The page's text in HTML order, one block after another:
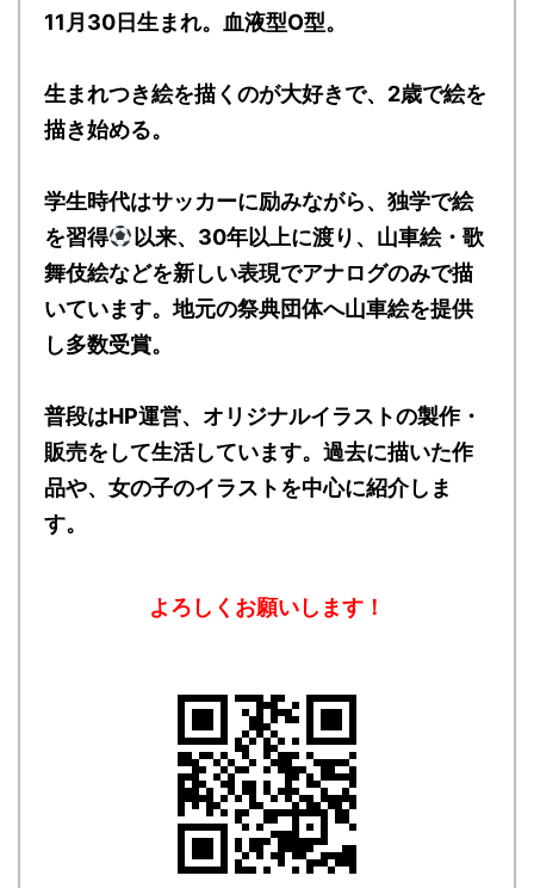
11月30日生まれ。血液型O型。
生まれつき絵を描くのが大好きで、2歳で絵を
描き始める。
学生時代はサッカーに励みながら、独学で絵
を習得
以来、30年以上に渡り、山車絵・歌
舞伎絵などを新しい表現でアナログのみで描
いています。地元の祭典団体へ山車絵を提供
し多数受賞。
普段はHP運営、オリジナルイラストの製作・
販売をして生活しています。過去に描いた作
品や、女の子のイラストを中心に紹介しま
す。
よろしくお願いします！